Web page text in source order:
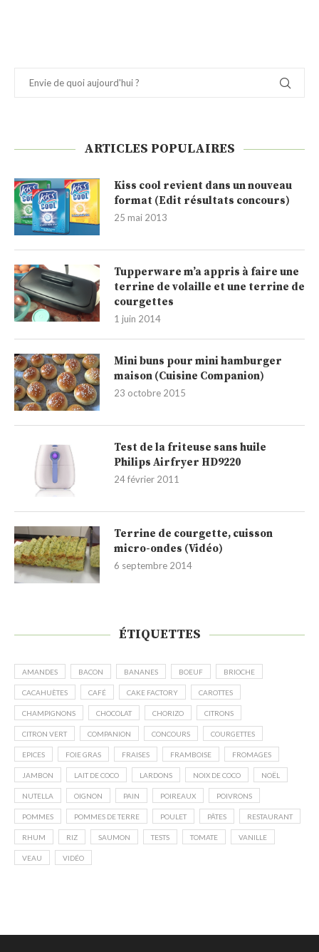
ARTICLES POPULAIRES
Kiss cool revient dans un nouveau
format (Edit résultats concours)
25 mai 2013
Tupperware m’a appris à faire une
terrine de volaille et une terrine de
courgettes
1 juin 2014
Mini buns pour mini hamburger
maison (Cuisine Companion)
23 octobre 2015
Test de la friteuse sans huile
Philips Airfryer HD9220
24 février 2011
Terrine de courgette, cuisson
micro-ondes (Vidéo)
6 septembre 2014
ÉTIQUETTES
AMANDES BACON BANANES BOEUF BRIOCHE
CACAHUÈTES CAFÉ CAKE FACTORY CAROTTES
CHAMPIGNONS CHOCOLAT CHORIZO CITRONS
CITRON VERT COMPANION CONCOURS COURGETTES
EPICES FOIE GRAS FRAISES FRAMBOISE FROMAGES
JAMBON LAIT DE COCO LARDONS NOIX DE COCO NOËL
NUTELLA OIGNON PAIN POIREAUX POIVRONS
POMMES POMMES DE TERRE POULET PÂTES RESTAURANT
RHUM RIZ SAUMON TESTS TOMATE VANILLE
VEAU VIDÉO